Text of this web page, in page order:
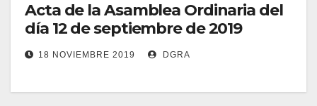
Acta de la Asamblea Ordinaria del
día 12 de septiembre de 2019
18 NOVIEMBRE 2019 DGRA